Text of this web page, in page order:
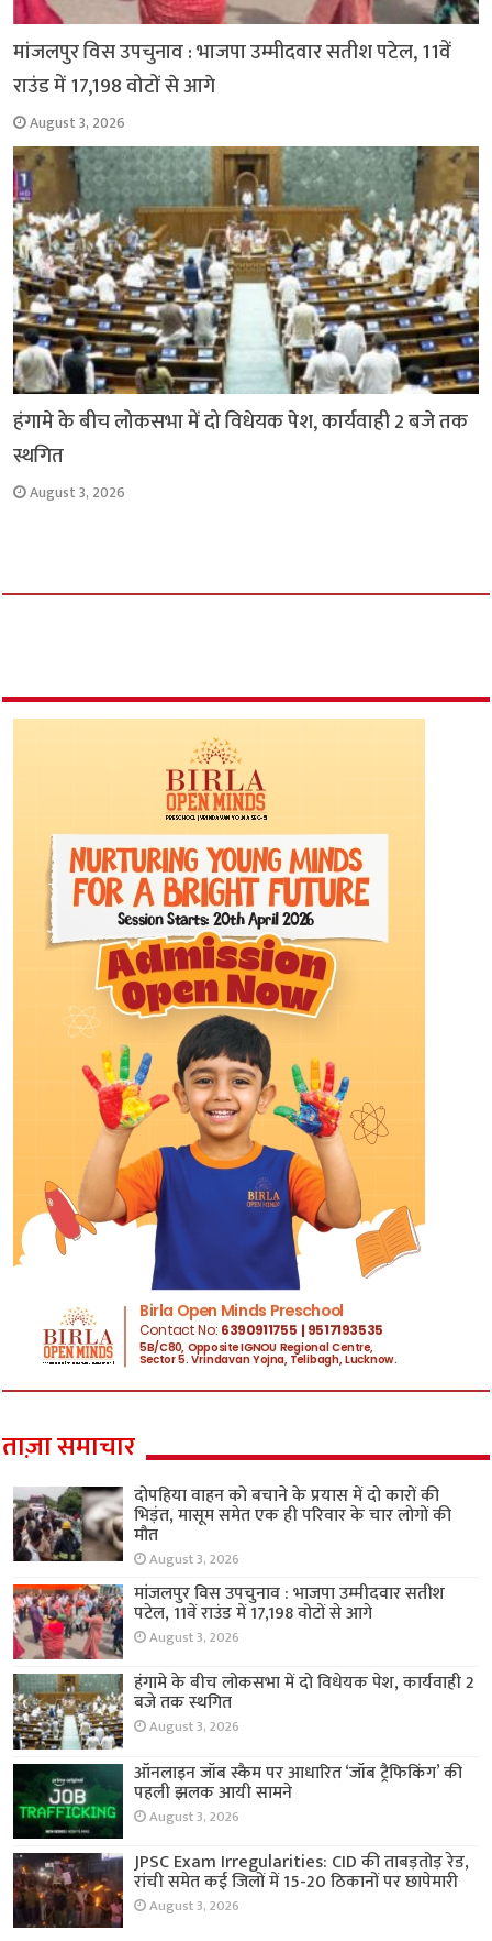
मांजलपुर विस उपचुनाव : भाजपा उम्मीदवार सतीश पटेल, 11वें
राउंड में 17,198 वोटों से आगे
August 3, 2026
हंगामे के बीच लोकसभा में दो विधेयक पेश, कार्यवाही 2 बजे तक
स्थगित
August 3, 2026
ताज़ा समाचार
दोपहिया वाहन को बचाने के प्रयास में दो कारों की
भिड़ंत, मासूम समेत एक ही परिवार के चार लोगों की
मौत
August 3, 2026
मांजलपुर विस उपचुनाव : भाजपा उम्मीदवार सतीश
पटेल, 11वें राउंड में 17,198 वोटों से आगे
August 3, 2026
हंगामे के बीच लोकसभा में दो विधेयक पेश, कार्यवाही 2
बजे तक स्थगित
August 3, 2026
ऑनलाइन जॉब स्कैम पर आधारित ‘जॉब ट्रैफिकिंग’ की
पहली झलक आयी सामने
August 3, 2026
JPSC Exam Irregularities: CID की ताबड़तोड़ रेड,
रांची समेत कई जिलों में 15-20 ठिकानों पर छापेमारी
August 3, 2026